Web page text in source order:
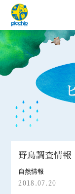
野鳥調査情報
自然情報
2018.07.20